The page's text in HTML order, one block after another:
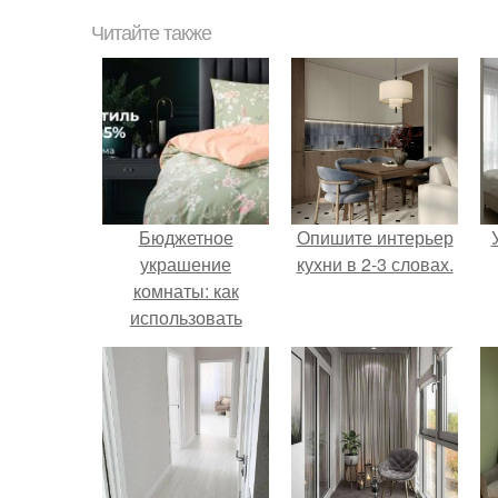
Читайте также
Бюджетное
украшение
комнаты: как
использовать
бумагу для декора
Опишите интерьер
кухни в 2-3 словах.